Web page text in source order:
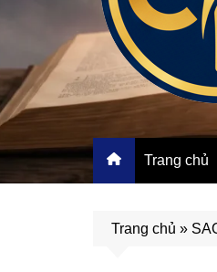
Trang chủ
Trang chủ »